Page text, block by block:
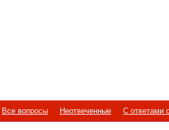
Все вопросы Неотвеченные
С ответами